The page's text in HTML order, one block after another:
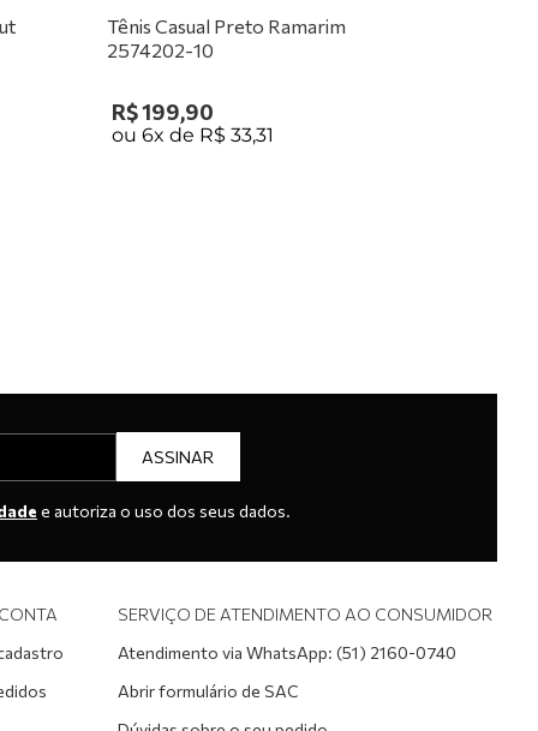
Tênis Casual Preto Ramarim
2574202-10
R$199,90
ou6x de R$ 33,31
ASSINAR
e autoriza o uso dos seus dados.
SERVIÇO DE ATENDIMENTO AO CONSUMIDOR
Atendimento via WhatsApp: (51) 2160-0740
Abrir formulário de SAC